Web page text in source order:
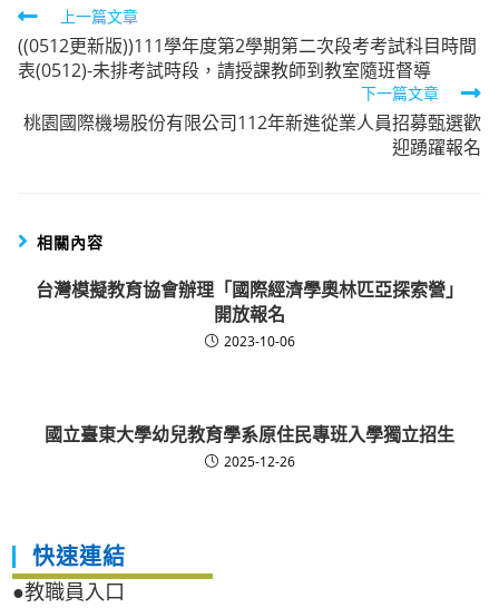
Read
more
articles
上一篇文章
((0512更新版))111學年度第2學期第二次段考考試科目時間
表(0512)-未排考試時段，請授課教師到教室隨班督導
下一篇文章
桃園國際機場股份有限公司112年新進從業人員招募甄選歡
迎踴躍報名
相關內容
台灣模擬教育協會辦理「國際經濟學奧林匹亞探索營」
開放報名
2023-10-06
國立臺東大學幼兒教育學系原住民專班入學獨立招生
2025-12-26
快速連結
●教職員入口